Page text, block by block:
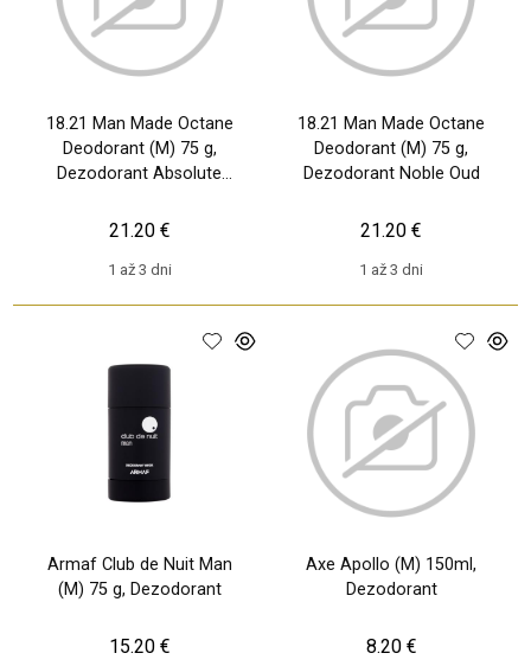
18.21 Man Made Octane
Deodorant (M) 75 g,
Dezodorant Absolute
1 až 3 dni
21.20 €
18.21 Man Made Octane
Deodorant (M) 75 g,
Dezodorant Noble Oud
1 až 3 dni
21.20 €
Armaf Club de Nuit Man
(M) 75 g, Dezodorant
15.20 €
Axe Apollo (M) 150ml,
Dezodorant
8.20 €